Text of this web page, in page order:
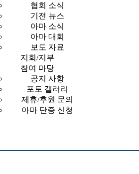
협회 소식
기전 뉴스
아마 소식
아마 대회
보도 자료
지회/지부
참여 마당
공지 사항
포토 갤러리
제휴/후원 문의
아마 단증 신청